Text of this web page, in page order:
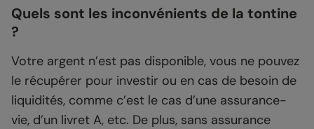
Quels sont les inconvénients de la tontine
?
Votre argent n’est pas disponible, vous ne pouvez
le récupérer pour investir ou en cas de besoin de
liquidités, comme c’est le cas d’une assurance-
vie, d’un livret A, etc. De plus, sans assurance